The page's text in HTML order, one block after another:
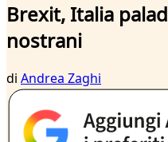
Brexit, Italia
nostrani
di Andrea Zaghi